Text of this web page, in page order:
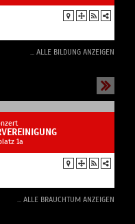
... ALLE BILDUNG ANZEIGEN
1a
... ALLE BRAUCHTUM ANZEIGEN